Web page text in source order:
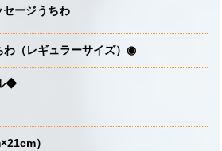
ージうちわ
（レギュラーサイズ）◉
◆
）